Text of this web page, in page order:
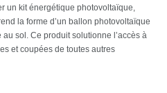
un kit énergétique photovoltaïque,
la forme d’un ballon photovoltaïque
sol. Ce produit solutionne l’accès à
et coupées de toutes autres